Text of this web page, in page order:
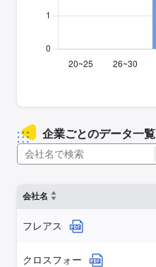
企業ごとのデータ一覧
会社名
フレアス
クロスフォー